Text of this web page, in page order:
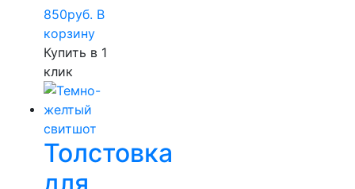
850руб. В
корзину
Купить в 1
клик
Толстовка